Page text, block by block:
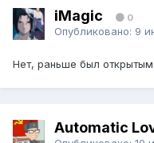
iMagic 0
Опубликовано: 9
Нет, раньше был
Automatic